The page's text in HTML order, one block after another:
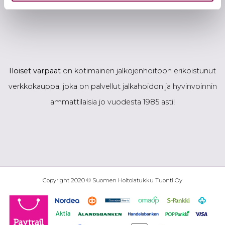
Iloiset varpaat on kotimainen jalkojenhoitoon erikoistunut
verkkokauppa, joka on palvellut jalkahoidon ja hyvinvoinnin
ammattilaisia jo vuodesta 1985 asti!
Copyright 2020 © Suomen Hoitolatukku Tuonti Oy